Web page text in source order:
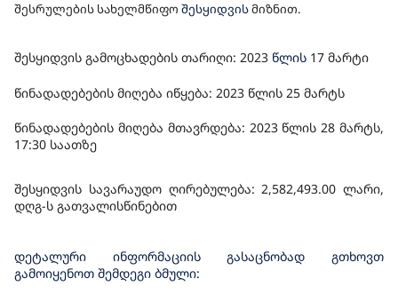
შესრულების სახელმწიფო შესყიდვისმიზნით.
შესყიდვის გამოცხადების თარიღი: 2023 წლის 17 მარტი
წინადადებების მიღება იწყება: 2023 წლის 25 მარტს
წინადადებების მიღება მთავრდება: 2023 წლის 28 მარტს,
17:30 საათზე
შესყიდვის სავარაუდო ღირებულება: 2,582,493.00 ლარი,
დღგ-ს გათვალისწინებით
დეტალური ინფორმაციის გასაცნობად გთხოვთ
გამოიყენოთ შემდეგი ბმული: